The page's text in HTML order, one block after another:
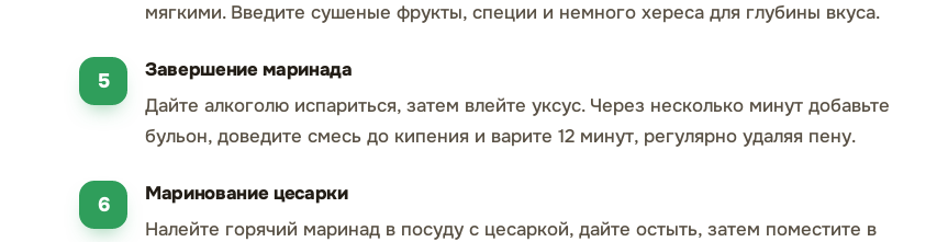
мягкими. Введите сушеные фрукты, специи и немного хереса для глубины вкуса.
Завершение маринада
Дайте алкоголю испариться, затем влейте уксус. Через несколько минут добавьте
бульон, доведите смесь до кипения и варите 12 минут, регулярно удаляя пену.
Маринование цесарки
Налейте горячий маринад в посуду с цесаркой, дайте остыть, затем поместите в